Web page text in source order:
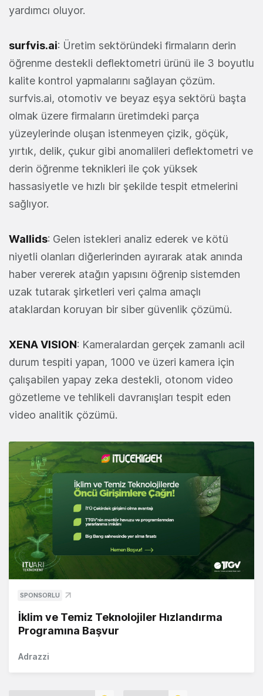
yardımcı oluyor.
surfvis.ai: Üretim sektöründeki firmaların derin
öğrenme destekli deflektometri ürünü ile 3 boyutlu
kalite kontrol yapmalarını sağlayan çözüm.
surfvis.ai, otomotiv ve beyaz eşya sektörü başta
olmak üzere firmaların üretimdeki parça
yüzeylerinde oluşan istenmeyen çizik, göçük,
yırtık, delik, çukur gibi anomalileri deflektometri ve
derin öğrenme teknikleri ile çok yüksek
hassasiyetle ve hızlı bir şekilde tespit etmelerini
sağlıyor.
Wallids: Gelen istekleri analiz ederek ve kötü
niyetli olanları diğerlerinden ayırarak atak anında
haber vererek atağın yapısını öğrenip sistemden
uzak tutarak şirketleri veri çalma amaçlı
ataklardan koruyan bir siber güvenlik çözümü.
XENA VISION: Kameralardan gerçek zamanlı acil
durum tespiti yapan, 1000 ve üzeri kamera için
çalışabilen yapay zeka destekli, otonom video
gözetleme ve tehlikeli davranışları tespit eden
video analitik çözümü.
SPONSORLU
İklim ve Temiz Teknolojiler Hızlandırma
Programına Başvur
Adrazzi